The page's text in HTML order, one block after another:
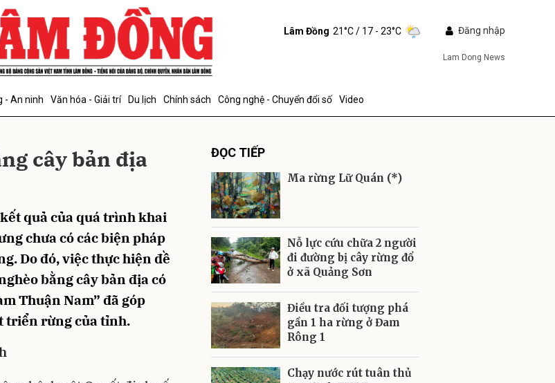
Lâm Đồng 21°C/ 17 - 23°C Đăng nhập
Lam Dong News
- An ninh Văn hóa - Giải trí Du lịch Chính sách Công nghệ - Chuyển đổi số Video
cây bản địa
quả của quá trình khai
chưa có các biện pháp
Do đó, việc thực hiện đề
bằng cây bản địa có
Thuận Nam” đã góp
triển rừng của tỉnh.
ĐỌC TIẾP
Ma rừng Lữ Quán (*)
Nỗ lực cứu chữa 2 người
đi đường bị cây rừng đổ
ở xã Quảng Sơn
Điều tra đối tượng phá
gần 1 ha rừng ở Đam
Rông 1
Chạy nước rút tuân thủ
Gửi